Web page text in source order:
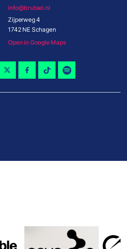
info@brutael.nl
Zijperweg 4
1742 NE Schagen
Open in Google Maps